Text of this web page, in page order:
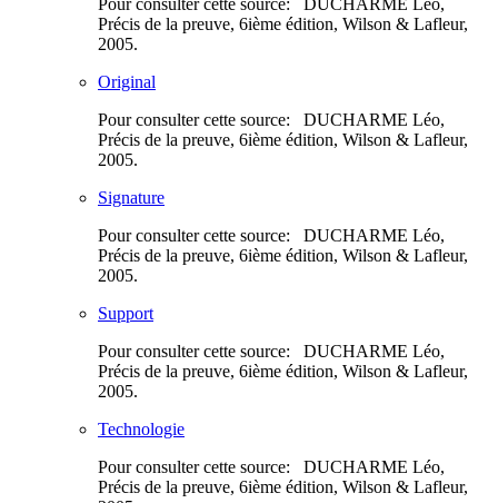
Pour consulter cette source: DUCHARME Léo,
Précis de la preuve, 6ième édition, Wilson & Lafleur,
2005.
Original
Pour consulter cette source: DUCHARME Léo,
Précis de la preuve, 6ième édition, Wilson & Lafleur,
2005.
Signature
Pour consulter cette source: DUCHARME Léo,
Précis de la preuve, 6ième édition, Wilson & Lafleur,
2005.
Support
Pour consulter cette source: DUCHARME Léo,
Précis de la preuve, 6ième édition, Wilson & Lafleur,
2005.
Technologie
Pour consulter cette source: DUCHARME Léo,
Précis de la preuve, 6ième édition, Wilson & Lafleur,